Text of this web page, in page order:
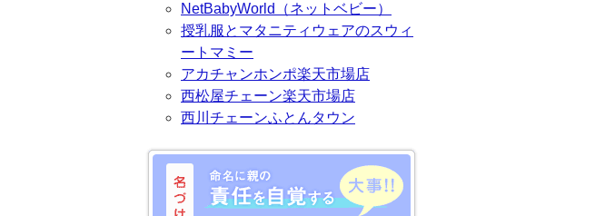
NetBabyWorld（ネットベビー）
授乳服とマタニティウェアのスウィ
ートマミー
アカチャンホンポ楽天市場店
西松屋チェーン楽天市場店
西川チェーンふとんタウン